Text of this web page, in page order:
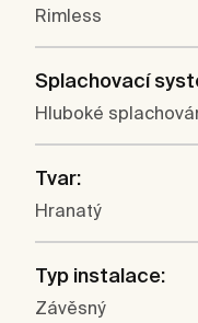
Rimless
Splachovací
Hluboké
Tvar:
Hranatý
Typ instalace:
Závěsný